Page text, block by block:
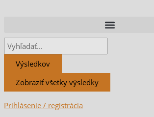
Výsledkov
Zobraziť všetky výsledky
Prihlásenie / registrácia